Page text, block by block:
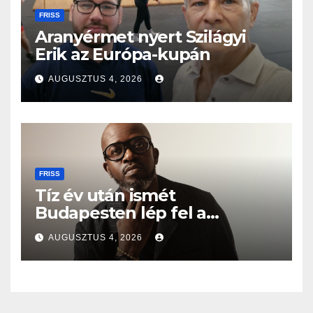
FRISS
Aranyérmet nyert Szilágyi
Erik az Európa-kupán
AUGUSZTUS 4, 2026
FRISS
Tíz év után ismét
Budapesten lép fel a
Grammy-díjas világsztár
AUGUSZTUS 4, 2026